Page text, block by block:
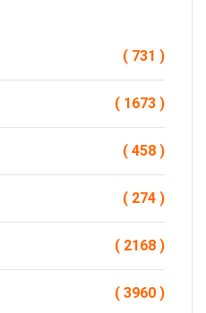
( 731 )
( 1673 )
( 458 )
( 274 )
( 2168 )
( 3960 )